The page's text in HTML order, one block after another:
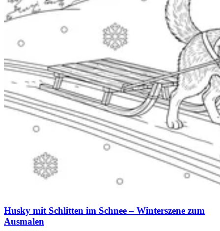
Husky mit Schlitten im Schnee – Winterszene zum
Ausmalen